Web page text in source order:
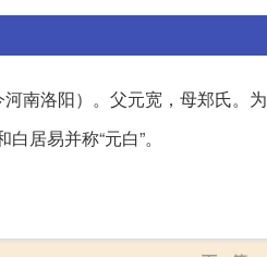
南洛阳）。父元宽，母郑氏。为
居易并称“元白”。